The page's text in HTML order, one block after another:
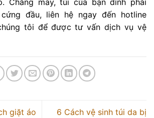
Chẳng may, túi của bạn dính phải
đầu, liên hệ ngay đến hotline
tôi để được tư vấn dịch vụ vệ
giặt áo
6 Cách vệ sinh túi da bị